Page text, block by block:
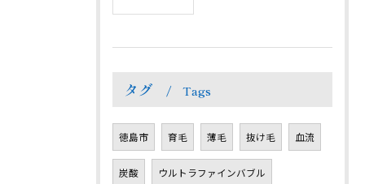
タグ Tags
徳島市 育毛 薄毛 抜け毛 血流
炭酸 ウルトラファインバブル